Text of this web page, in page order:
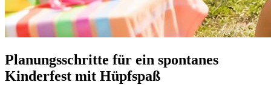
Planungsschritte für ein spontanes
Kinderfest mit Hüpfspaß